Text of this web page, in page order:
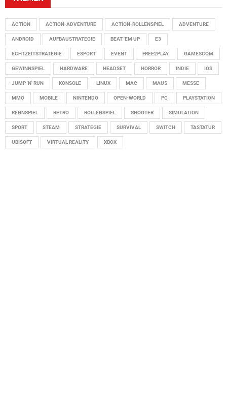
ACTION ACTION-ADVENTURE ACTION-ROLLENSPIEL ADVENTURE
ANDROID AUFBAUSTRATEGIE BEAT 'EM UP E3
ECHTZEITSTRATEGIE ESPORT EVENT FREE2PLAY GAMESCOM
GEWINNSPIEL HARDWARE HEADSET HORROR INDIE IOS
JUMP 'N' RUN KONSOLE LINUX MAC MAUS MESSE
MMO MOBILE NINTENDO OPEN-WORLD PC PLAYSTATION
RENNSPIEL RETRO ROLLENSPIEL SHOOTER SIMULATION
SPORT STEAM STRATEGIE SURVIVAL SWITCH TASTATUR
UBISOFT VIRTUAL REALITY XBOX